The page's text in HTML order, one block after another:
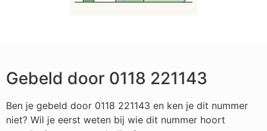
Gebeld door 0118 221143
Ben je gebeld door 0118 221143 en ken je dit nummer
niet? Wil je eerst weten bij wie dit nummer hoort